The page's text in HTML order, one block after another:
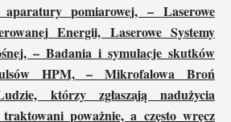
pomiarowej, – Laserowe
Energii, Laserowe Systemy
– Badania i symulacje skutków
HPM, – Mikrofalowa Broń
którzy zgłaszają nadużycia
poważnie, a często wręcz